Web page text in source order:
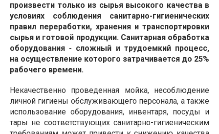
произвести только из сырья высокого качества в
условиях соблюдения санитарно-гигиенических
правил переработки, хранения и транспортировки
сырья и готовой продукции. Санитарная обработка
оборудования - сложный и трудоемкий процесс,
на осуществление которого затрачивается до 25%
рабочего времени.
Некачественно проведенная мойка, несоблюдение
личной гигиены обслуживающего персонала, а также
использование оборудования, инвентаря, посуды и
тары не соответствующих санитарно-гигиеническим